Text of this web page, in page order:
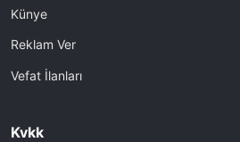
Künye
Reklam Ver
Vefat İlanları
Kvkk